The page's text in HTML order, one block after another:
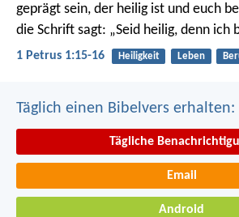
geprägt sein, der heilig ist und euch
die Schrift sagt: „Seid heilig, denn ich
1 Petrus 1:15-16 Heiligkeit Leben
Täglich einen Bibelvers erhalten:
Tägliche
Email
Android